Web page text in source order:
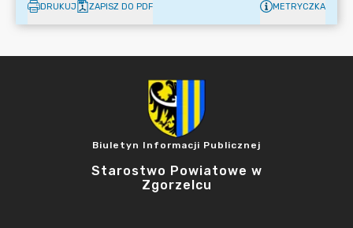
DRUKUJ ZAPISZ DO PDF METRYCZKA
Biuletyn Informacji Publicznej
Starostwo Powiatowe w
Zgorzelcu